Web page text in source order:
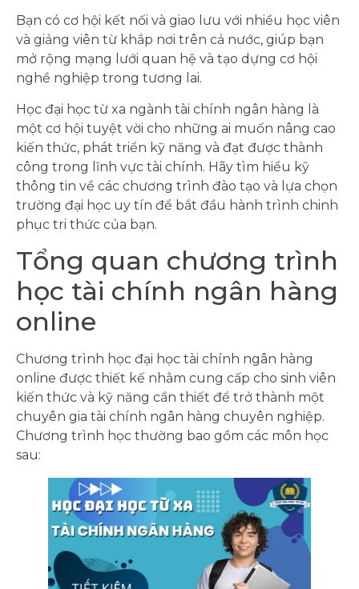
Bạn có cơ hội kết nối và giao lưu với nhiều học viên
và giảng viên từ khắp nơi trên cả nước, giúp bạn
mở rộng mạng lưới quan hệ và tạo dựng cơ hội
nghề nghiệp trong tương lai.
Học đại học từ xa ngành tài chính ngân hàng là
một cơ hội tuyệt vời cho những ai muốn nâng cao
kiến thức, phát triển kỹ năng và đạt được thành
công trong lĩnh vực tài chính. Hãy tìm hiểu kỹ
thông tin về các chương trình đào tạo và lựa chọn
trường đại học uy tín để bắt đầu hành trình chinh
phục tri thức của bạn.
Tổng quan chương trình
học tài chính ngân hàng
online
Chương trình học đại học tài chính ngân hàng
online được thiết kế nhằm cung cấp cho sinh viên
kiến thức và kỹ năng cần thiết để trở thành một
chuyên gia tài chính ngân hàng chuyên nghiệp.
Chương trình học thường bao gồm các môn học
sau: